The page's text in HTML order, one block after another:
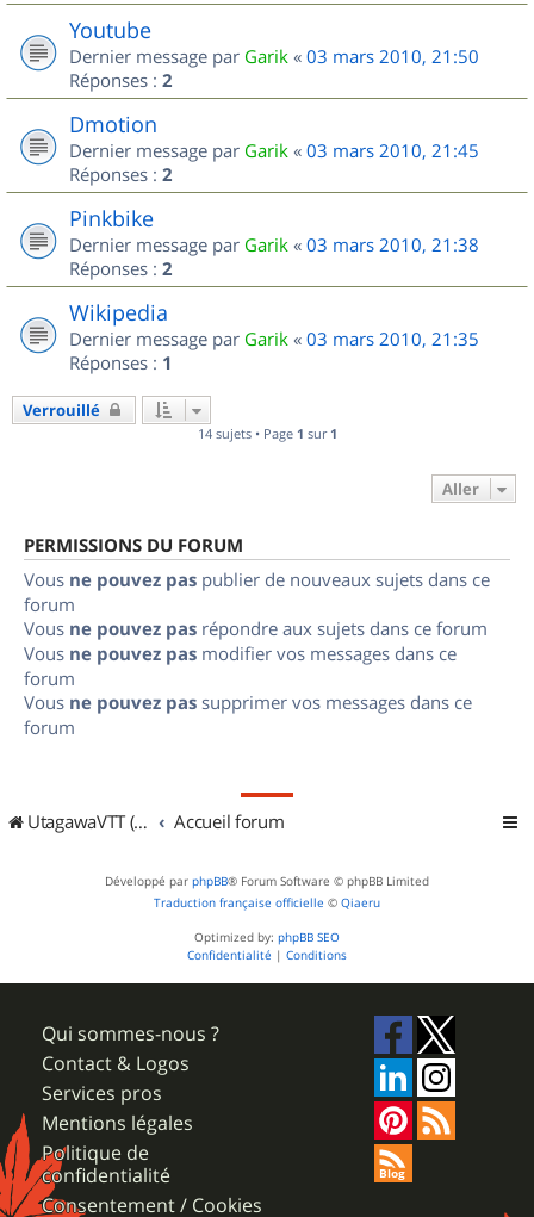
Youtube
Dernier message par Garik « 03 mars 2010, 21:50
Réponses : 2
Dmotion
Dernier message par Garik « 03 mars 2010, 21:45
Réponses : 2
Pinkbike
Dernier message par Garik « 03 mars 2010, 21:38
Réponses : 2
Wikipedia
Dernier message par Garik « 03 mars 2010, 21:35
Réponses : 1
Verrouillé
14 sujets • Page 1 sur 1
Aller
PERMISSIONS DU FORUM
Vous ne pouvez pas publier de nouveaux sujets dans ce
forum
Vous ne pouvez pas répondre aux sujets dans ce forum
Vous ne pouvez pas modifier vos messages dans ce
forum
Vous ne pouvez pas supprimer vos messages dans ce
forum
UtagawaVTT (Randos VTT et VTTAE avec traces GPS) Accueil forum
Développé par phpBB® Forum Software © phpBB Limited
Traduction française officielle © Qiaeru
Optimized by: phpBB SEO
Confidentialité | Conditions
Qui sommes-nous ?
Contact & Logos
Services pros
Mentions légales
Politique de
confidentialité
Consentement / Cookies